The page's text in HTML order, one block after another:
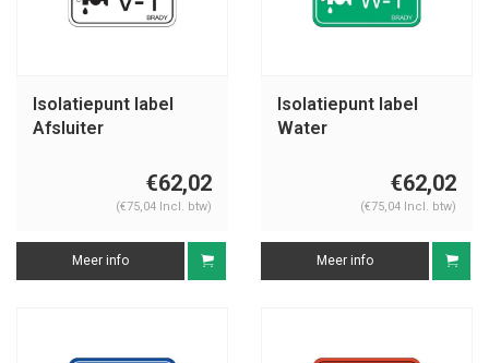
Isolatiepunt label
Afsluiter
€62,02
(€75,04 Incl. btw)
Meer info
Isolatiepunt label
Water
€62,02
(€75,04 Incl. btw)
Meer info